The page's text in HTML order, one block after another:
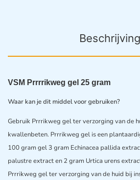
Beschrijving
VSM Prrrrikweg gel 25 gram
Waar kan je dit middel voor gebruiken?
Gebruik Prrrikweg gel ter verzorging van de
kwallenbeten. Prrrikweg gel is een
100 gram gel 3 gram Echinacea pallida
palustre extract en 2 gram Urtica urens
Prrrikweg gel ter verzorging van de huid bij